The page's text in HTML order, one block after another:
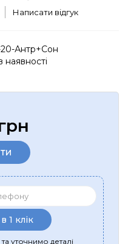
Написати відгук
Антр+Сон
наявності
1 клік
уточнимо деталі